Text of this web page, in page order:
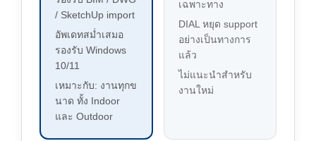
/ SketchUp import
อัพเดทสม่ำเสมอ
รองรับ Windows
10/11
เหมาะกับ: งานทุกข
นาด ทั้ง Indoor
และ Outdoor
เฉพาะทาง
DIAL หยุด support
อย่างเป็นทางการ
แล้ว
ไม่แนะนำสำหรับ
งานใหม่